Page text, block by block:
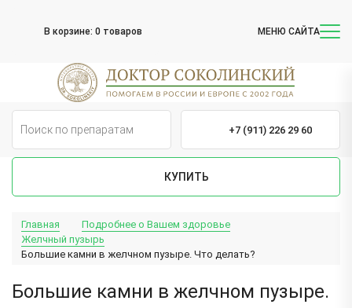
В корзине: 0 товаров МЕНЮ САЙТА
+7 (911) 226 29 60
КУПИТЬ
Главная
Подробнее о Вашем здоровье
Желчный пузырь
Большие камни в желчном пузыре. Что делать?
Большие камни в желчном пузыре.